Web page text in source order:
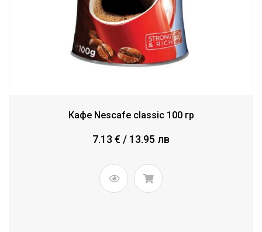
Кафе Nescafe classic 100 гр
7.13 € / 13.95 лв